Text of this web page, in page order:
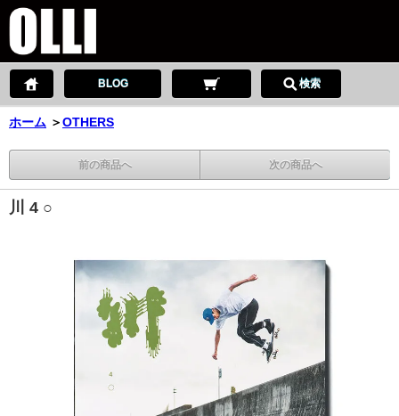
BLOG 検索
ホーム ＞OTHERS
前の商品へ 次の商品へ
川 4 ○